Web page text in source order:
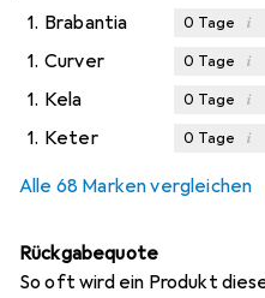
1. Brabantia 0 Tage i
1. Curver 0 Tage i
1. Kela 0 Tage i
1. Keter 0 Tage i
Alle 68 Marken vergleichen
Rückgabequote
So oft wird ein Produkt